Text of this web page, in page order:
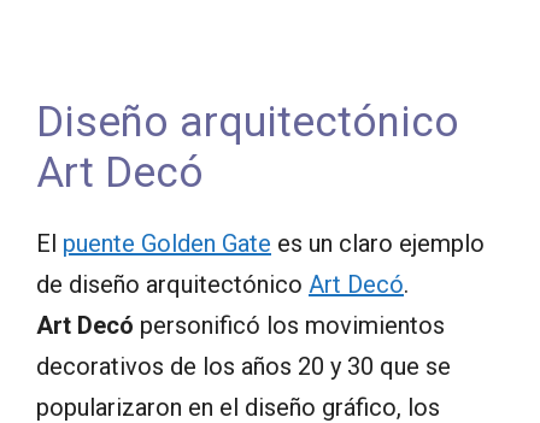
Diseño arquitectónico
Art Decó
El puente Golden Gate es un claro ejemplo
de diseño arquitectónico Art Decó.
Art Decó personificó los movimientos
decorativos de los años 20 y 30 que se
popularizaron en el diseño gráfico, los